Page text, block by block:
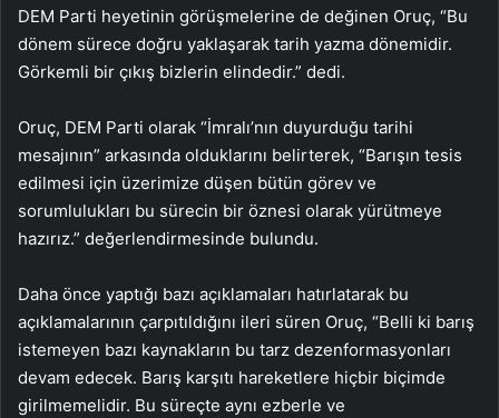
DEM Parti heyetinin görüşmelerine de değinen Oruç, “Bu
dönem sürece doğru yaklaşarak tarih yazma dönemidir.
Görkemli bir çıkış bizlerin elindedir.” dedi.
Oruç, DEM Parti olarak “İmralı’nın duyurduğu tarihi
mesajının” arkasında olduklarını belirterek, “Barışın tesis
edilmesi için üzerimize düşen bütün görev ve
sorumlulukları bu sürecin bir öznesi olarak yürütmeye
hazırız.” değerlendirmesinde bulundu.
Daha önce yaptığı bazı açıklamaları hatırlatarak bu
açıklamalarının çarpıtıldığını ileri süren Oruç, “Belli ki barış
istemeyen bazı kaynakların bu tarz dezenformasyonları
devam edecek. Barış karşıtı hareketlere hiçbir biçimde
girilmemelidir. Bu süreçte aynı ezberle ve